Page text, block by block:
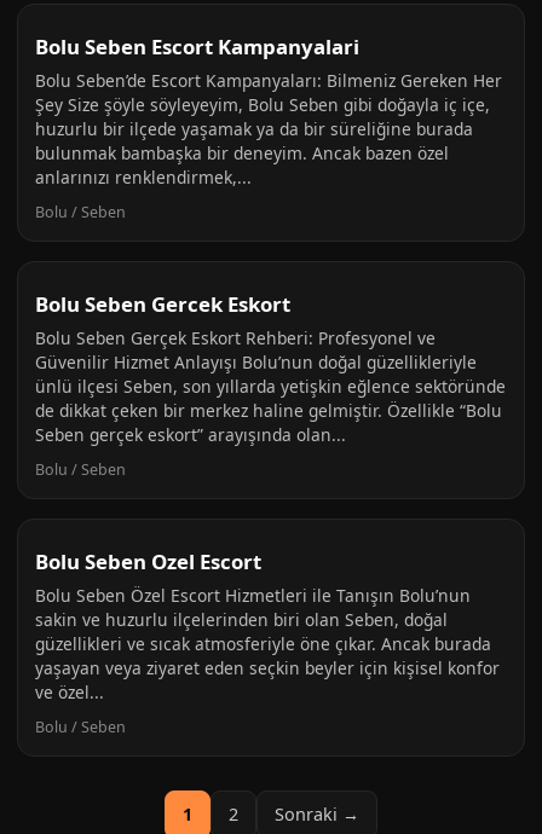
Bolu Seben Escort Kampanyalari
Bolu Seben’de Escort Kampanyaları: Bilmeniz Gereken Her
Şey Size şöyle söyleyeyim, Bolu Seben gibi doğayla iç içe,
huzurlu bir ilçede yaşamak ya da bir süreliğine burada
bulunmak bambaşka bir deneyim. Ancak bazen özel
anlarınızı renklendirmek,...
Bolu / Seben
Bolu Seben Gercek Eskort
Bolu Seben Gerçek Eskort Rehberi: Profesyonel ve
Güvenilir Hizmet Anlayışı Bolu’nun doğal güzellikleriyle
ünlü ilçesi Seben, son yıllarda yetişkin eğlence sektöründe
de dikkat çeken bir merkez haline gelmiştir. Özellikle “Bolu
Seben gerçek eskort” arayışında olan...
Bolu / Seben
Bolu Seben Ozel Escort
Bolu Seben Özel Escort Hizmetleri ile Tanışın Bolu’nun
sakin ve huzurlu ilçelerinden biri olan Seben, doğal
güzellikleri ve sıcak atmosferiyle öne çıkar. Ancak burada
yaşayan veya ziyaret eden seçkin beyler için kişisel konfor
ve özel...
Bolu / Seben
1 2 Sonraki →